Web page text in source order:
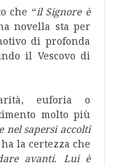
che “il Signore è
novella sta per
di profonda
il Vescovo di
euforia o
molto più
nel sapersi accolti
la certezza che
avanti. Lui è